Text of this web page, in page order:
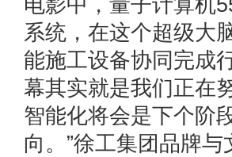
系统，在这个超级大
能施工设备协同完
幕其实就是我们正在
智能化将会是下个阶
向。”徐工集团品牌